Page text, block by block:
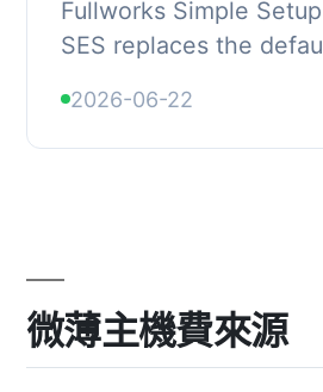
Fullworks Simple
SES replaces the
ensuring reliable email
your Word...
2026-06-22
微薄主機費來源